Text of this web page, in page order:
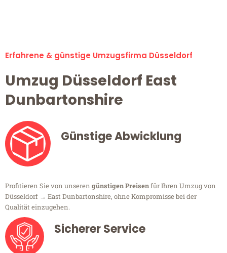
Erfahrene & günstige Umzugsfirma Düsseldorf
Umzug Düsseldorf East
Dunbartonshire
Günstige Abwicklung
Profitieren Sie von unseren günstigen Preisenfür Ihren Umzug von
Düsseldorf → East Dunbartonshire, ohne Kompromisse bei der
Qualität einzugehen.
Sicherer Service